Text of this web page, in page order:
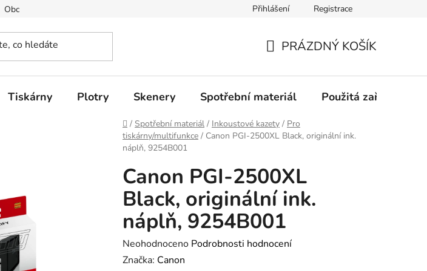
Obchodní podmínky Aktuality Ochrana osobních údajů
Přihlášení Registrace
KOŠÍK
PRÁZDNÝ KOŠÍK
Tiskárny Plotry Skenery Spotřební materiál Použitá zařízení
Domů
/ Spotřební materiál / Inkoustové kazety / Pro
tiskárny/multifunkce / Canon PGI-2500XL Black, originální ink.
náplň, 9254B001
Canon PGI-2500XL
Black, originální ink.
náplň, 9254B001
Průměrné
hodnocení
Neohodnoceno Podrobnosti hodnocení
Značka: Canon